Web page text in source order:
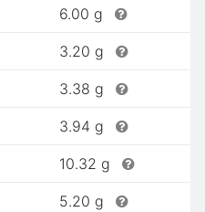
6.00 g
3.20 g
3.38 g
3.94 g
10.32 g
5.20 g